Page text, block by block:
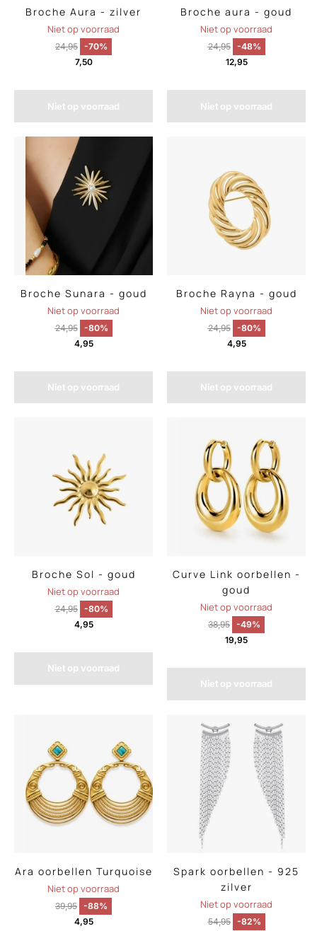
Broche Aura - zilver
Niet op voorraad
24,95 -70%
7,50
Niet op voorraad
Broche aura - goud
Niet op voorraad
24,95
-48%
12,95
Niet op voorraad
Broche Sunara - goud
Niet op voorraad
24,95
-80%
4,95
Niet op voorraad
Broche Rayna - goud
Niet op voorraad
24,95
-80%
4,95
Niet op voorraad
Broche Sol - goud
Niet op voorraad
24,95
-80%
4,95
Niet op voorraad
Curve Link oorbellen -
goud
Niet op voorraad
38,95 -49%
19,95
Niet op voorraad
Ara oorbellen Turquoise
Niet op voorraad
39,95 -88%
4,95
Spark oorbellen - 925
zilver
Niet op voorraad
54,95 -82%